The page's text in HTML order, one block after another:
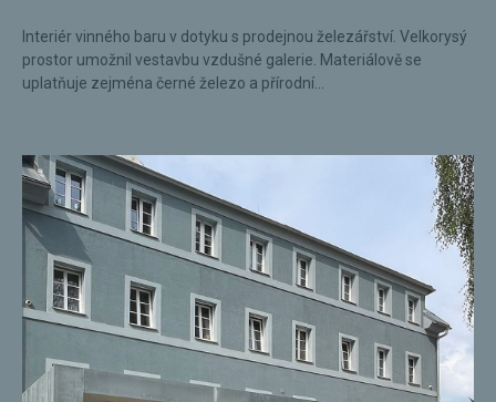
Interiér vinného baru v dotyku s prodejnou železářství. Velkorysý
prostor umožnil vestavbu vzdušné galerie. Materiálově se
uplatňuje zejména černé železo a přírodní...